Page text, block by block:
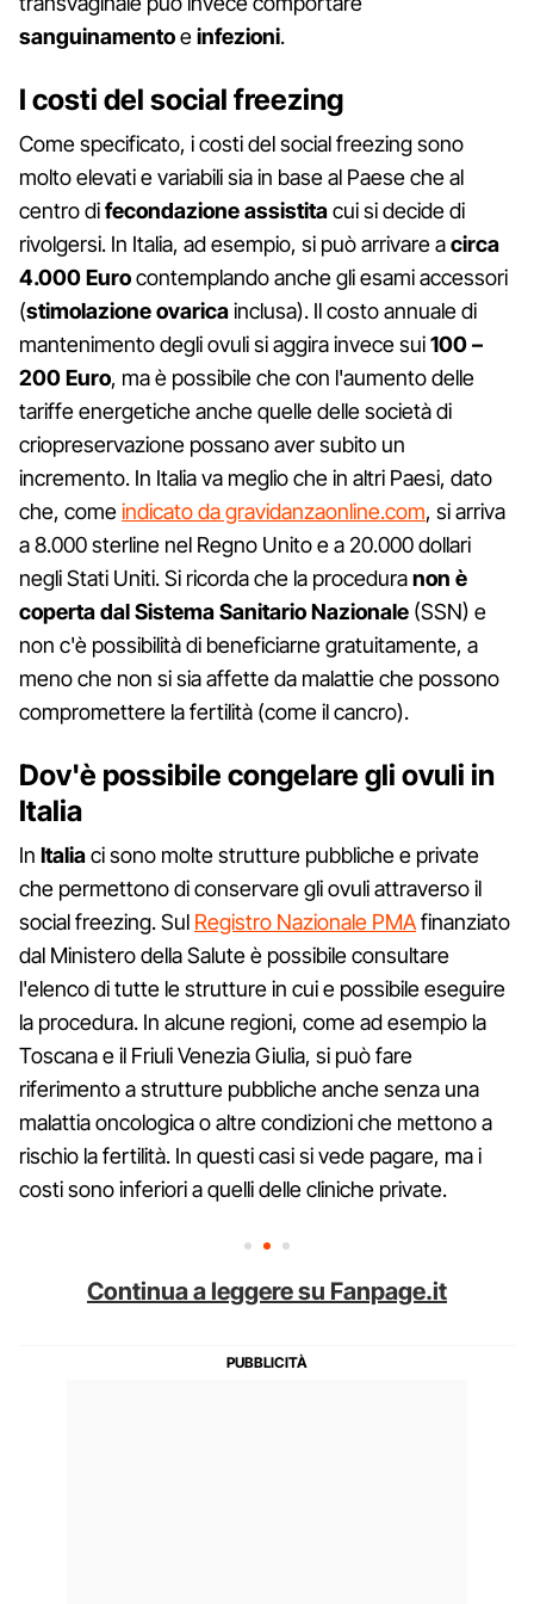
sanguinamentoeinfezioni.
I costi del social freezing
Come specificato, i costi del social freezing sono
molto elevati e variabili sia in base al Paese che al
centro difecondazione assistitacui si decide di
rivolgersi. In Italia, ad esempio, si può arrivare acirca
4.000 Eurocontemplando anche gli esami accessori
(stimolazione ovaricainclusa). Il costo annuale di
mantenimento degli ovuli si aggira invece sui100 –
200 Euro, ma è possibile che con l'aumento delle
tariffe energetiche anche quelle delle società di
criopreservazione possano aver subito un
incremento. In Italia va meglio che in altri Paesi, dato
che, comeindicato da gravidanzaonline.com, si arriva
a 8.000 sterline nel Regno Unito e a 20.000 dollari
negli Stati Uniti. Si ricorda che la proceduranon è
coperta dal Sistema Sanitario Nazionale (SSN) e
non c'è possibilità di beneficiarne gratuitamente, a
meno che non si sia affette da malattie che possono
compromettere la fertilità (come il cancro).
Dov'è possibile congelare gli ovuli in
Italia
In Italiaci sono molte strutture pubbliche e private
che permettono di conservare gli ovuli attraverso il
social freezing. Sul Registro Nazionale PMAfinanziato
dal Ministero della Salute è possibile consultare
l'elenco di tutte le strutture in cui e possibile eseguire
la procedura. In alcune regioni, come ad esempio la
Toscana e il Friuli Venezia Giulia, si può fare
riferimento a strutture pubbliche anche senza una
malattia oncologica o altre condizioni che mettono a
rischio la fertilità. In questi casi si vede pagare, ma i
costi sono inferiori a quelli delle cliniche private.
Continua a leggere su Fanpage.it